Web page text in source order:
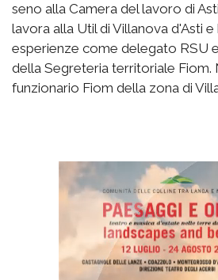
seno alla Camera del lavoro di
lavora alla Util di Villanova d'Asti
esperienze come delegato RSU
della Segreteria territoriale Fiom.
funzionario Fiom della zona di